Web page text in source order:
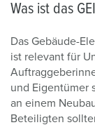
Was ist das
Das Gebäude-
ist relevant für
und Eigentümer
an einem
Beteiligten